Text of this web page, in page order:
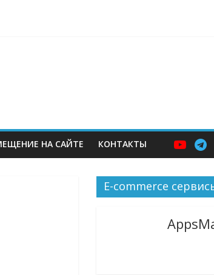
НА САЙТЕ КОНТАКТЫ
E-commerce